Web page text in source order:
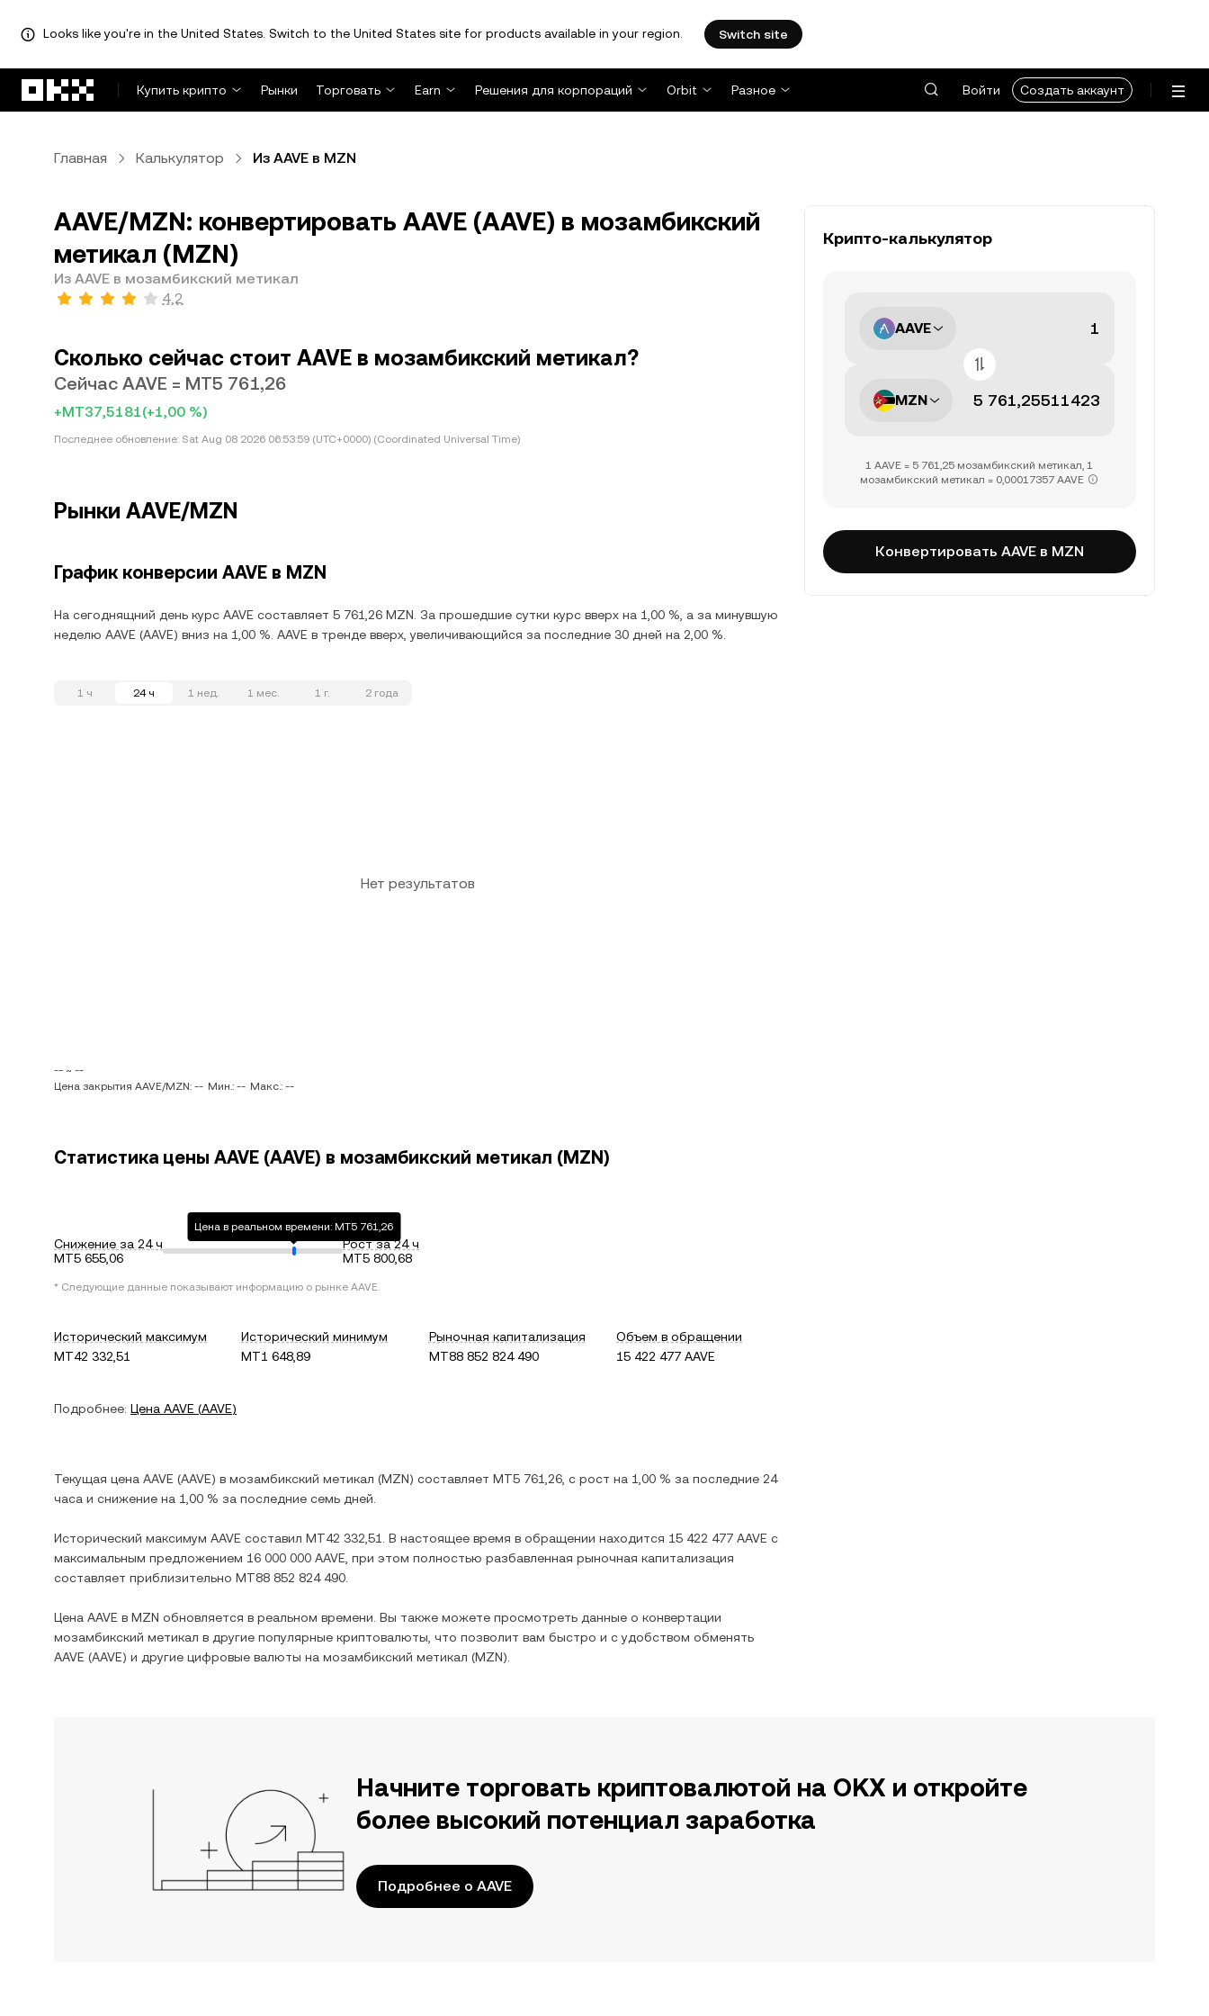
Looks like you're in the United States. Switch to the United States site for products available in your region. Switch site
Купить крипто
Рынки Торговать Earn Решения для корпораций Orbit Разное Войти Создать аккаунт
Главная Калькулятор Из AAVE в MZN
AAVE/MZN: конвертировать AAVE (AAVE) в мозамбикский
метикал (MZN)
Из AAVE в мозамбикский метикал
4,2
Сколько сейчас стоит AAVE в мозамбикский метикал?
Сейчас AAVE = MT5 761,26
+MT37,5181(+1,00 %)
Последнее обновление: Sat Aug 08 2026 06:53:59 (UTC+0000) (Coordinated Universal Time)
Рынки AAVE/MZN
График конверсии AAVE в MZN
На сегоднящний день курс AAVE составляет 5 761,26 MZN. За прошедшие сутки курс вверх на 1,00 %, а за минувшую
неделю AAVE (AAVE) вниз на 1,00 %. AAVE в тренде вверх, увеличивающийся за последние 30 дней на 2,00 %.
1 ч 24 ч 1 нед. 1 мес. 1 г. 2 года
Нет результатов
-- ~ --
Цена закрытия AAVE/MZN: -- Мин.: -- Макс.: --
Статистика цены AAVE (AAVE) в мозамбикский метикал (MZN)
Снижение за 24 ч
MT5 655,06
Цена в реальном времени: MT5 761,26
Рост за 24 ч
MT5 800,68
* Следующие данные показывают информацию о рынке AAVE.
Исторический максимум
MT42 332,51
Исторический минимум
MT1 648,89
Рыночная капитализация
MT88 852 824 490
Объем в обращении
15 422 477 AAVE
Подробнее: Цена AAVE (AAVE)
Текущая цена AAVE (AAVE) в мозамбикский метикал (MZN) составляет MT5 761,26 , c рост на 1,00 % за последние 24
часа и снижение на 1,00 % за последние семь дней.
Исторический максимум AAVE составил MT42 332,51 . В настоящее время в обращении находится 15 422 477 AAVE с
максимальным предложением 16 000 000 AAVE , при этом полностью разбавленная рыночная капитализация
составляет приблизительно MT88 852 824 490
Цена AAVE в MZN обновляется в реальном времени. Вы также можете просмотреть данные о конвертации
мозамбикский метикал в другие популярные криптовалюты, что позволит вам быстро и с удобством обменять
AAVE (AAVE) и другие цифровые валюты на мозамбикский метикал (MZN).
Крипто-калькулятор
AAVE
MZN
1 AAVE = 5 761,25 мозамбикский метикал, 1
мозамбикский метикал = 0,00017357 AAVE
Конвертировать AAVE в MZN
Начните торговать криптовалютой на OKX и откройте
более высокий потенциал заработка
Подробнее о AAVE